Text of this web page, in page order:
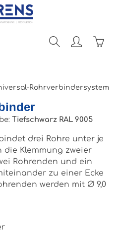
Rohrverbindersystem
Tiefschwarz RAL 9005
drei Rohre unter je
die Klemmung zweier
Rohrenden und ein
zu einer Ecke
werden mit Ø 9,0